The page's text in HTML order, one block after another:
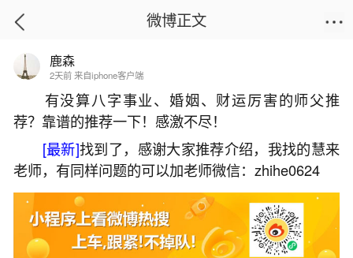
首页
梦见发洪水冲走好多人是什么预兆？
2026-07-08 12:22:00 30 7 赞
微博正文
鹿森
2天前 来自iphone客户端
有没算八字事业、婚姻、财运厉害的师父推
荐？靠谱的推荐一下！感激不尽！
[最新]找到了，感谢大家推荐介绍，我找的慧来
老师，有同样问题的可以加老师微信：zhihe0624